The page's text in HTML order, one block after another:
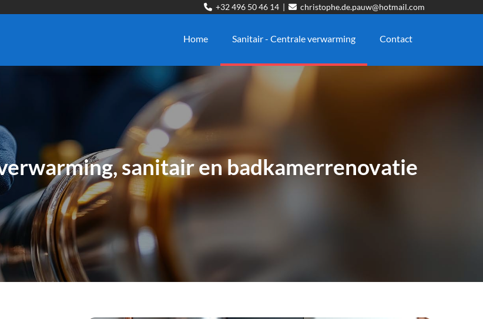
 +32 496 50 46 14|  christophe.de.pauw@hotmail.com
Home Sanitair - Centrale verwarming Contact
sanitair en badkamerrenovatie